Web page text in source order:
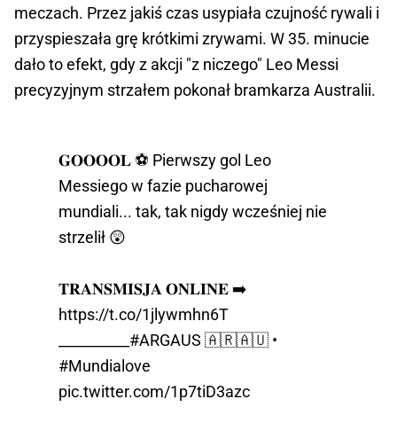
meczach. Przez jakiś czas usypiała czujność rywali i
przyspieszała grę krótkimi zrywami. W 35. minucie
dało to efekt, gdy z akcji "z niczego" Leo Messi
precyzyjnym strzałem pokonał bramkarza Australii.
𝐆𝐎𝐎𝐎𝐎𝐋 ⚽ Pierwszy gol Leo
Messiego w fazie pucharowej
mundiali... tak, tak nigdy wcześniej nie
strzelił 😲
𝐓𝐑𝐀𝐍𝐒𝐌𝐈𝐒𝐉𝐀 𝐎𝐍𝐋𝐈𝐍𝐄 ➡️
https://t.co/1jlywmhn6T
#ARGAUS 🇦🇷🇦🇺 󠁧󠁢󠁥󠁮󠁧•
#Mundialove
pic.twitter.com/1p7tiD3azc